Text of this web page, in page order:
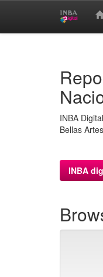
INBA
Bellas
INBA